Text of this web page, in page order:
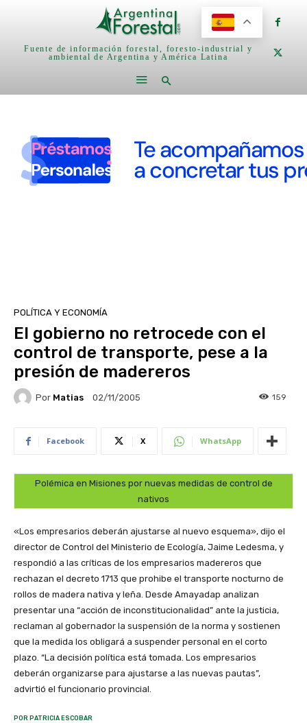
Fuente de información forestal, foresto-industrial y
ambiental de Argentina y América Latina
POLÍTICA Y ECONOMÍA
El gobierno no retrocede con el
control de transporte, pese a la
presión de madereros
Por Matias 02/11/2005 159
Facebook X WhatsApp
Polémica en Misiones por nuevas medidas de control de
nativos
«Los empresarios deberán ajustarse al nuevo esquema», dijo el
director de Control del Ministerio de Ecología, Jaime Ledesma, y
respondió a las críticas de los empresarios madereros que
rechazan el decreto 1713 que prohibe el transporte nocturno de
rollos de madera nativa y leña. Desde Amayadap analizan
presentar una “acción de inconstitucionalidad” ante la justicia,
reclaman al gobernador la suspensión de la norma y sostienen
que la medida los obligará a suspender personal en el corto
plazo. “La decisión política está tomada. Los empresarios
deberán organizarse para ajustarse a las nuevas pautas”,
advirtió el funcionario provincial.
POR PATRICIA ESCOBAR